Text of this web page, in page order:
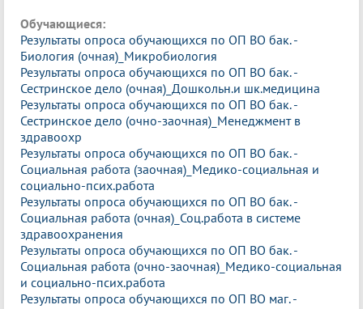
Обучающиеся:
Результаты опроса обучающихся по ОП ВО бак. -
Биология (очная)_Микробиология
Результаты опроса обучающихся по ОП ВО бак. -
Сестринское дело (очная)_Дошкольн.и шк.медицина
Результаты опроса обучающихся по ОП ВО бак. -
Сестринское дело (очно-заочная)_Менеджмент в
здравоохр
Результаты опроса обучающихся по ОП ВО бак. -
Социальная работа (заочная)_Медико-социальная и
социально-псих.работа
Результаты опроса обучающихся по ОП ВО бак. -
Социальная работа (очная)_Соц.работа в системе
здравоохранения
Результаты опроса обучающихся по ОП ВО бак. -
Социальная работа (очно-заочная)_Медико-социальная
и социально-псих.работа
Результаты опроса обучающихся по ОП ВО маг. -